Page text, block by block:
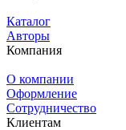
Каталог
Авторы
Компания
О компании
Оформление
Сотрудничество
Клиентам